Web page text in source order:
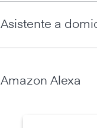
Asistente a
Amazon Alexa